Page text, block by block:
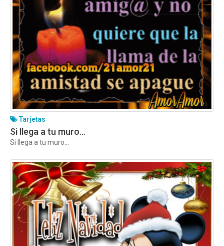
Tarjetas
Si llega a tu muro…
Si llega a tu muro…